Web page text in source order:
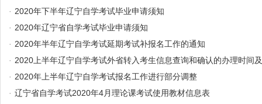
· 2020年下半年辽宁自学考试毕业申请须知
· 2020年辽宁省自学考试毕业申请须知
· 2020年半年辽宁自学考试延期考试补报名工作的通知
· 2020上半年辽宁自学考试外省转入考生信息查询和确认的办理时间及
· 2020年上半年辽宁自学考试报名工作进行部分调整
· 辽宁省自学考试2020年4月理论课考试使用教材信息表